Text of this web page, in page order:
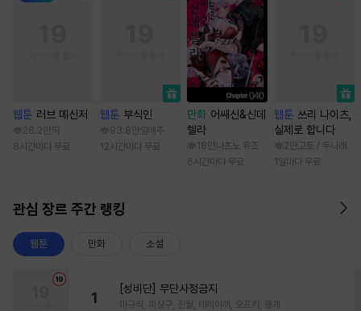
웹툰 러브 메신저
28.2만 딱
8시간마다 무료
웹툰 부식인
93.8만 임애주
12시간마다 무료
만화 어쌔신&신데
렐라
18만 나츠노 유조
6시간마다 무료
웹툰 쓰리 나이츠,
실제로 합니다
2만 고토 / 두나래
1일마다 무료
관심 장르 주간 랭킹
웹툰 만화 소설
1
[성비단] 무단사정금지
마규식, 피상구, 진월, 테리야끼, 오프카, 뚱개